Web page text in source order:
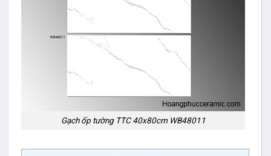
Gạch ốp tường TTC 40x80cm WB48011